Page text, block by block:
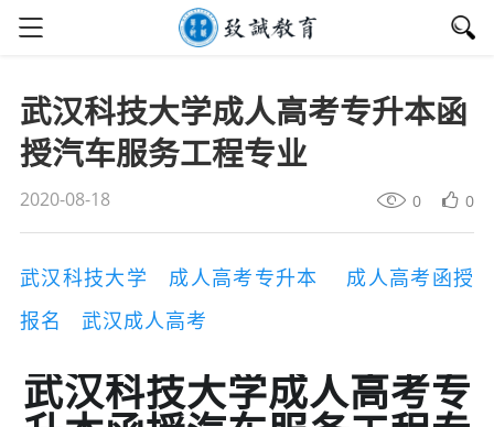
武汉科技大学成人高考专升本函
授汽车服务工程专业
2020-08-18 0 0
武汉科技大学 成人高考专升本
成人高考函授
报名
武汉成人高考
武汉科技大学成人高考专